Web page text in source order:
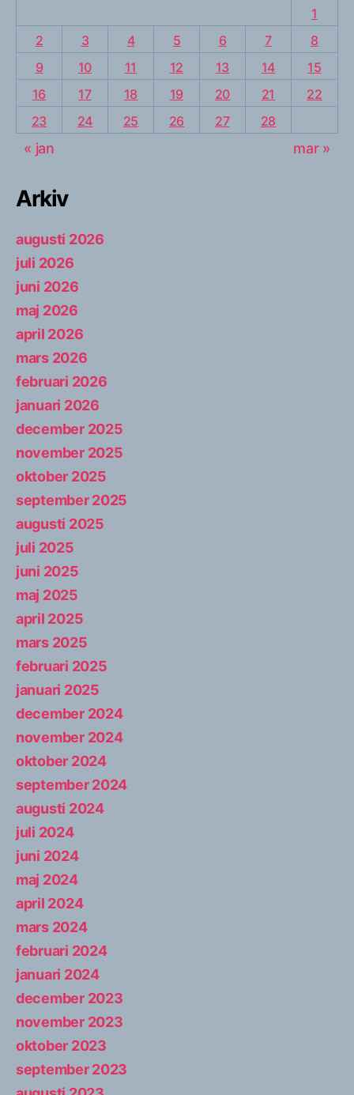
1
2
3 4 5 6 7
8
9
10 11 12 13 14
15
16
17 18 19 20 21
22
23
24 25 26 27 28
« jan mar »
Arkiv
augusti 2026
juli 2026
juni 2026
maj 2026
april 2026
mars 2026
februari 2026
januari 2026
december 2025
november 2025
oktober 2025
september 2025
augusti 2025
juli 2025
juni 2025
maj 2025
april 2025
mars 2025
februari 2025
januari 2025
december 2024
november 2024
oktober 2024
september 2024
augusti 2024
juli 2024
juni 2024
maj 2024
april 2024
mars 2024
februari 2024
januari 2024
december 2023
november 2023
oktober 2023
september 2023